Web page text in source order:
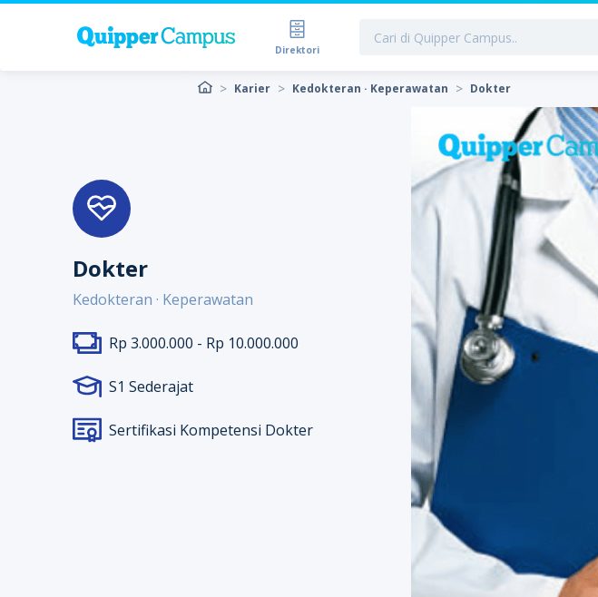
Direktori
Karier Kedokteran · Keperawatan Dokter
Dokter
Kedokteran · Keperawatan
Rp 3.000.000 - Rp 10.000.000
S1 Sederajat
Sertifikasi Kompetensi Dokter